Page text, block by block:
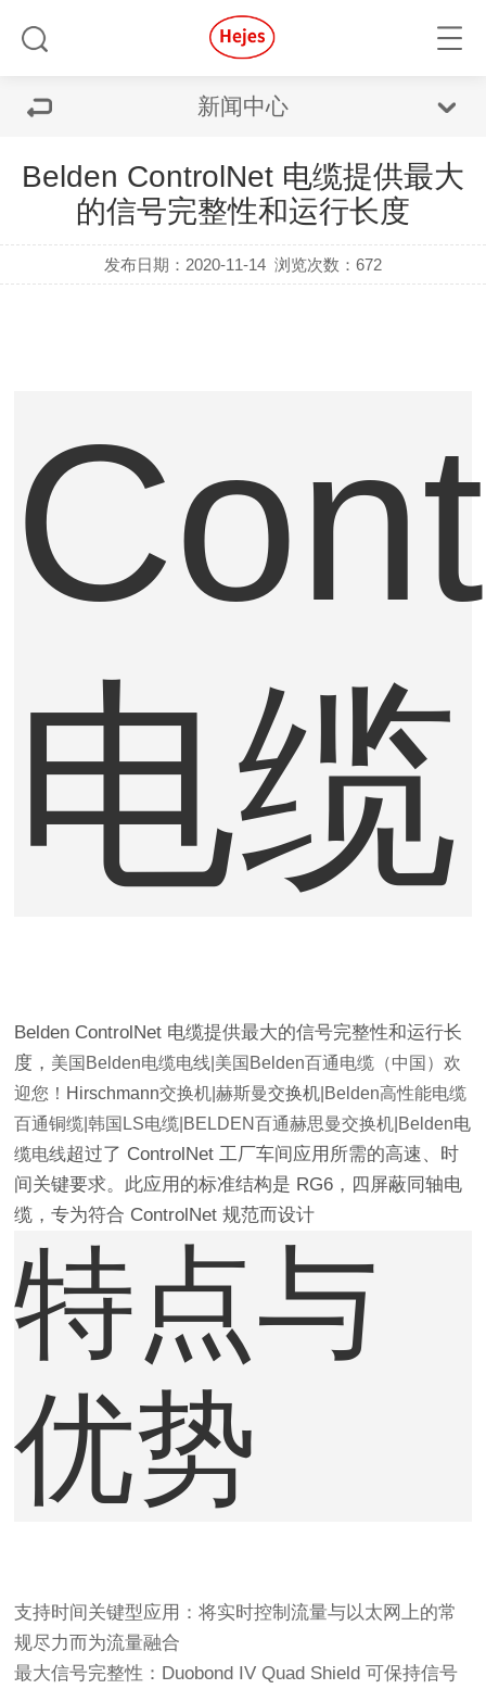
新闻中心
Belden ControlNet 电缆提供最大
的信号完整性和运行长度
发布日期：2020-11-14 浏览次数：672
电缆
Belden ControlNet 电缆提供最大的信号完整性和运行长
度， 美国Belden电缆电线|美国Belden百通电缆（中国）欢
迎您！ Hirschmann交换机|赫斯曼交换机 |Belden高性能电缆
百通铜缆|韩国LS电缆|BELDEN百通赫思曼交换机|Belden电
缆电线超过了 ControlNet 工厂车间应用所需的高速、时
间关键要求。此应用的标准结构是 RG6，四屏蔽同轴电
缆，专为符合 ControlNet 规范而设计
特点与
优势
支持时间关键型应用：将实时控制流量与以太网上的常
规尽力而为流量融合
最大信号完整性：Duobond IV Quad Shield 可保持信号